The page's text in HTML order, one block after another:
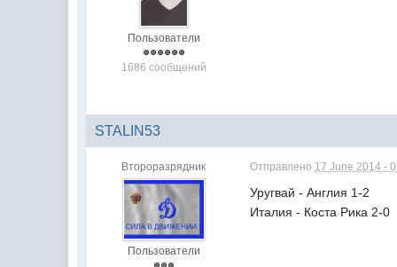
Пользователи
1686 сообщений
STALIN53
Второразрядник
Пользователи
Отправлено 17 June 2014 -
Уругвай - Англия 1-2
Италия - Коста Рика 2-0